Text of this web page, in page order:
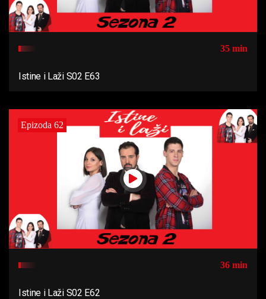
35 min
Istine i Laži S02 E63
Epizoda 62
36 min
Istine i Laži S02 E62